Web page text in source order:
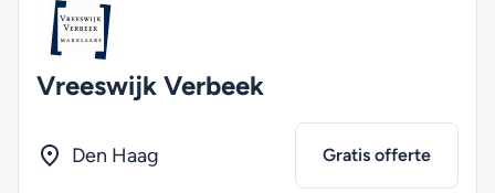
Vreeswijk Verbeek
Den Haag Gratis offerte